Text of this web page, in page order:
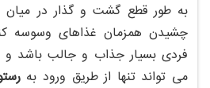
به طور قطع گشت و گذار در
چشیدن همزمان غذاهای وسوسه
فردی بسیار جذاب و جالب باشد
می تواند تنها از طریق ورود به